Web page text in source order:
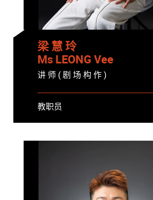
梁 慧 玲
Ms LEONG Vee
讲 师 ( 剧 场 构 作 )
教职员